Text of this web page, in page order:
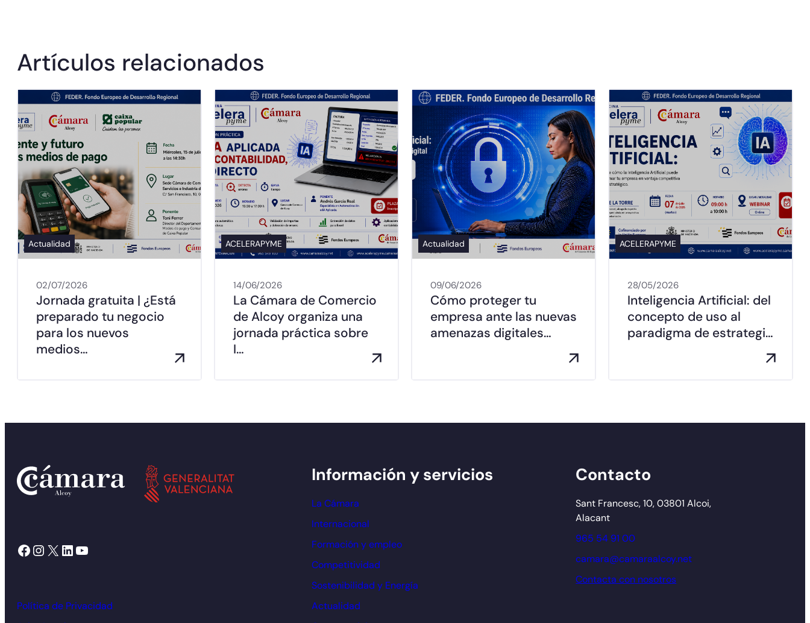
Artículos relacionados
Actualidad
02/07/2026
Jornada gratuita | ¿Está
preparado tu negocio
para los nuevos
medios…
ACELERAPYME
14/06/2026
La Cámara de Comercio
de Alcoy organiza una
jornada práctica sobre
I…
Actualidad
09/06/2026
Cómo proteger tu
empresa ante las nuevas
amenazas digitales…
ACELERAPYME
28/05/2026
Inteligencia Artificial: del
concepto de uso al
paradigma de estrategi…
Facebook Instagram X LinkedIn YouTube
Política de Privacidad
Información y servicios
La Cámara
Internacional
Formación y empleo
Competitividad
Sostenibilidad y Energía
Actualidad
Contacto
Sant Francesc, 10, 03801 Alcoi,
Alacant
965 54 91 00
camara@camaraalcoy.net
Contacta con nosotros